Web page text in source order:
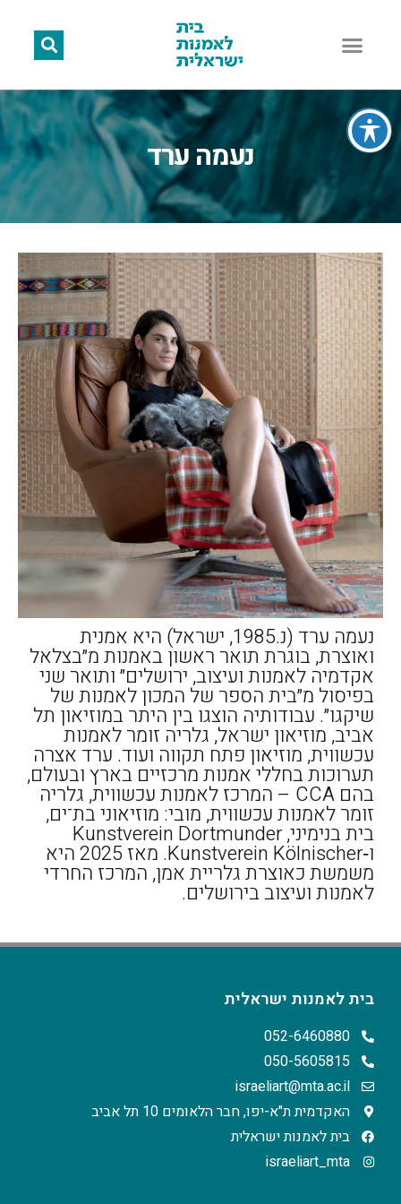
נעמה ערד
נעמה ערד (נ.1985, ישראל) היא אמנית
ואוצרת, בוגרת תואר ראשון באמנות מ״בצלאל
אקדמיה לאמנות ועיצוב, ירושלים״ ותואר שני
בפיסול מ״בית הספר של המכון לאמנות של
שיקגו״. עבודותיה הוצגו בין היתר במוזיאון תל
אביב, מוזיאון ישראל, גלריה זומר לאמנות
עכשווית, מוזיאון פתח תקווה ועוד. ערד אצרה
תערוכות בחללי אמנות מרכזיים בארץ ובעולם,
בהם CCA – המרכז לאמנות עכשווית, גלריה
זומר לאמנות עכשווית, מובי: מוזיאוני בת־ים,
בית בנימיני, Kunstverein Dortmunder
ו‑Kunstverein Kölnischer. מאז 2025 היא
משמשת כאוצרת גלריית אמן, המרכז החרדי
לאמנות ועיצוב בירושלים.
בית לאמנות ישראלית
052-6460880
050-5605815
israeliart@mta.ac.il
האקדמית ת"א-יפו, חבר הלאומים 10 תל אביב
בית לאמנות ישראלית
israeliart_mta